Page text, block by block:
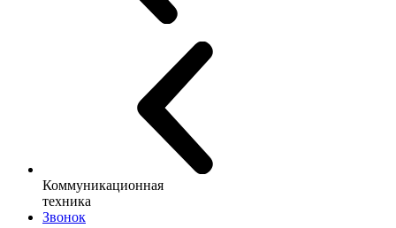
Коммуникационная
техника
Звонок